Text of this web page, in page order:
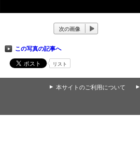
次の画像
この写真の記事へ
リスト
▲ 本サイトのご利用について ▲